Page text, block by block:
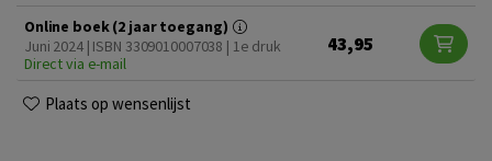
Online boek (2 jaar toegang)
Juni 2024 | ISBN 3309010007038 | 1e druk
Direct via e-mail
43,95
Plaats op wensenlijst